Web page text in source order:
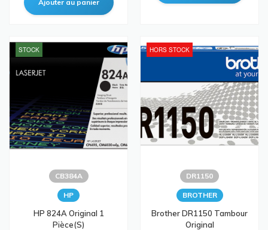
STOCK
CB384A
HP
HP 824A Original 1
Pièce(s)
HORS STOCK
DR1150
BROTHER
Brother DR1150 Tambour
Original